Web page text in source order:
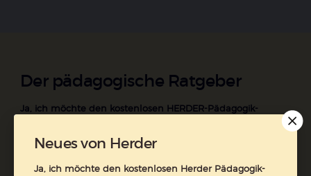
Der pädagogische Ratgeber
Ja, ich möchte den kostenlosen HERDER-Pädagogik-
meiner Kontaktdaten zum Zweck des E-Mail-Marketings
Mail-Werbung kann ich jederzeit abbestellen.
Neues von Herder
Ja, ich möchte den kostenlosen Herder Pädagogik-